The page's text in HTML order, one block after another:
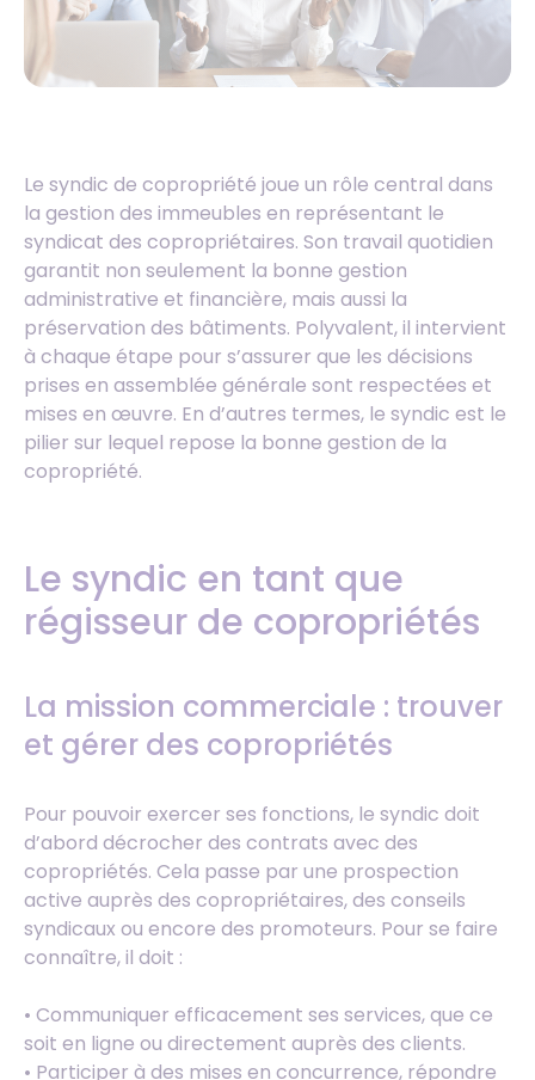
Le syndic de copropriété joue un rôle central dans
la gestion des immeubles en représentant le
syndicat des copropriétaires. Son travail quotidien
garantit non seulement la bonne gestion
administrative et financière, mais aussi la
préservation des bâtiments. Polyvalent, il intervient
à chaque étape pour s’assurer que les décisions
prises en assemblée générale sont respectées et
mises en œuvre. En d’autres termes, le syndic est le
pilier sur lequel repose la bonne gestion de la
copropriété.
Le syndic en tant que
régisseur de copropriétés
La mission commerciale : trouver
et gérer des copropriétés
Pour pouvoir exercer ses fonctions, le syndic doit
d’abord décrocher des contrats avec des
copropriétés. Cela passe par une prospection
active auprès des copropriétaires, des conseils
syndicaux ou encore des promoteurs. Pour se faire
connaître, il doit :
• Communiquer efficacement ses services, que ce
soit en ligne ou directement auprès des clients.
• Participer à des mises en concurrence, répondre